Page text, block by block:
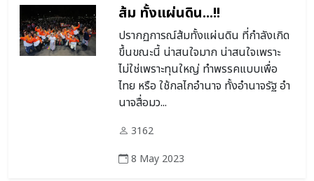
ส้ม ทั้งแผ่นดิน...!!
ปรากฏการณ์ส้มทั้งแผ่นดิน ที่กำลังเกิด
ขึ้นขณะนี้ น่าสนใจมาก น่าสนใจเพราะ
ไม่ใช่เพราะทุนใหญ่ ทำพรรคแบบเพื่อ
ไทย หรือ ใช้กลไกอำนาจ ทั้งอำนาจรัฐ อำ
นาจสื่อมว...
3162
8 May 2023